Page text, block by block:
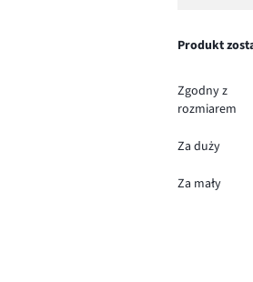
Produkt
Zgodny z
rozmiarem
Za duży
Za mały